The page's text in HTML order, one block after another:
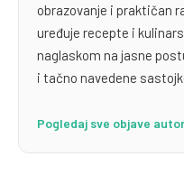
obrazovanje i praktičan
uređuje recepte i
naglaskom na jasne
i tačno navedene
Pogledaj sve objave